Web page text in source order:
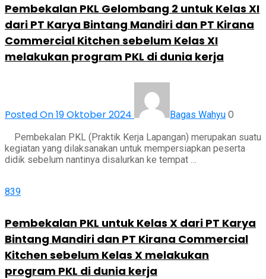
Pembekalan PKL Gelombang 2 untuk Kelas XI
dari PT Karya Bintang Mandiri dan PT Kirana
Commercial Kitchen sebelum Kelas XI
melakukan program PKL di dunia kerja
Posted On 19 Oktober 2024 Bagas Wahyu 0
Pembekalan PKL (Praktik Kerja Lapangan) merupakan suatu
kegiatan yang dilaksanakan untuk mempersiapkan peserta
didik sebelum nantinya disalurkan ke tempat …
839
Pembekalan PKL untuk Kelas X dari PT Karya
Bintang Mandiri dan PT Kirana Commercial
Kitchen sebelum Kelas X melakukan
program PKL di dunia kerja